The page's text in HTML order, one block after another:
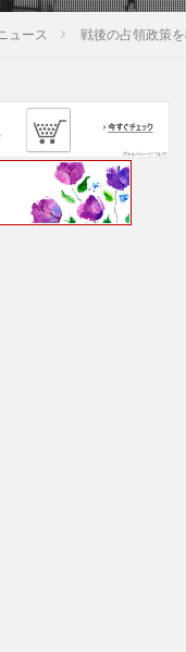
ュース 戦後の占領政策